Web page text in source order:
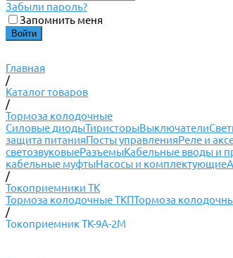
Забыли пароль?
Запомнить меня
Главная
/
Каталог товаров
/
Тормоза колодочные
Силовые диодыТиристорыВыключатели
защита питанияПосты управленияРеле и
светозвуковыеРазъемыКабельные вводы и
кабельные муфтыНасосы и комплектующие
/
Токоприемники ТК
Тормоза колодочные ТКПТормоза
/
Токоприемник ТК-9А-2М